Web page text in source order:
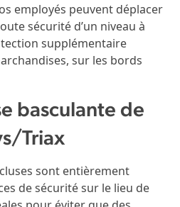
employés peuvent déplacer
sécurité d’un niveau à
supplémentaire
sur les bords
basculante de
Triax
sont entièrement
de sécurité sur le lieu de